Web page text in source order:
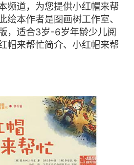
频道，为您提供小红帽来帮
绘本作者是图画树工作室、
，适合3岁-6岁年龄少儿阅
帽来帮忙简介、小红帽来帮